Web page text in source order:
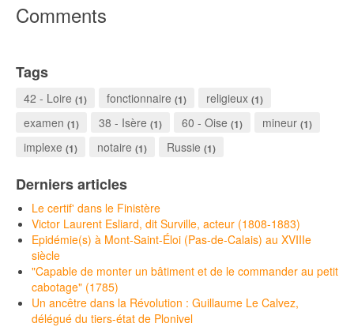
Comments
Tags
42 - Loire (1) fonctionnaire (1) religieux (1)
examen (1) 38 - Isère (1) 60 - Oise (1) mineur (1)
implexe (1) notaire (1) Russie (1)
Derniers articles
Le certif' dans le Finistère
Victor Laurent Esliard, dit Surville, acteur (1808-1883)
Epidémie(s) à Mont-Saint-Éloi (Pas-de-Calais) au XVIIIe
siècle
"Capable de monter un bâtiment et de le commander au petit
cabotage" (1785)
Un ancêtre dans la Révolution : Guillaume Le Calvez,
délégué du tiers-état de Plonivel